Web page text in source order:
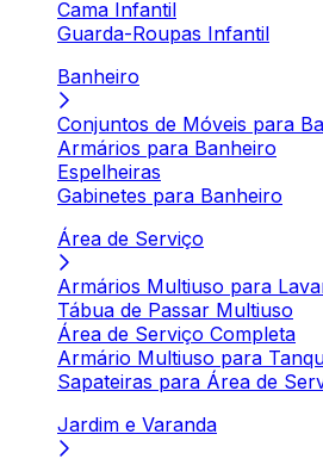
Cama Infantil
Guarda-Roupas Infantil
Banheiro
Conjuntos de Móveis para
Armários para Banheiro
Espelheiras
Gabinetes para Banheiro
Área de Serviço
Armários Multiuso para
Tábua de Passar Multiuso
Área de Serviço Completa
Armário Multiuso para
Sapateiras para Área de
Jardim e Varanda